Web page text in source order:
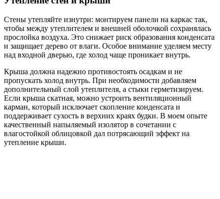
Стены утепляйте изнутри: монтируем панели на каркас так,
чтобы между утеплителем и внешней оболочкой сохранялась
прослойка воздуха. Это снижает риск образования конденсата
и защищает дерево от влаги. Особое внимание уделяем месту
над входной дверью, где холод чаще проникает внутрь.
Крыша должна надежно противостоять осадкам и не
пропускать холод внутрь. При необходимости добавляем
дополнительный слой утеплителя, а стыки герметизируем.
Если крыша скатная, можно устроить вентиляционный
карман, который исключает скопление конденсата и
поддерживает сухость в верхних краях будки. В моем опыте
качественный напыляемый изолятор в сочетании с
влагостойкой облицовкой дал потрясающий эффект на
утепление крыши.